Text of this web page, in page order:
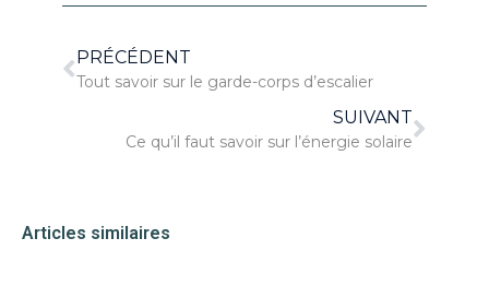
PRÉCÉDENT
Tout savoir sur le garde-corps d’escalier
SUIVANT
Ce qu’il faut savoir sur l’énergie solaire
Articles similaires